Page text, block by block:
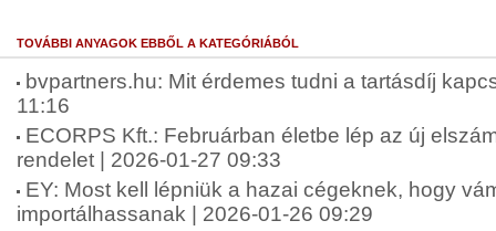
TOVÁBBI ANYAGOK EBBŐL A KATEGÓRIÁBÓL
bvpartners.hu: Mit érdemes tudni a tartásdíj
11:16
ECORPS Kft.: Februárban életbe lép az új
rendelet | 2026-01-27 09:33
EY: Most kell lépniük a hazai cégeknek, hogy
importálhassanak | 2026-01-26 09:29